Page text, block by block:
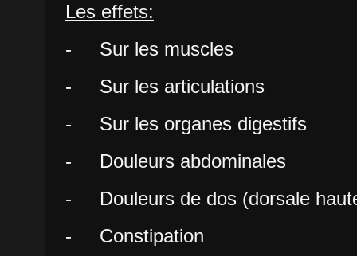
Les effets:
- Sur les muscles
- Sur les articulations
- Sur les organes digestifs
- Douleurs abdominales
- Douleurs de dos (dorsale
- Constipation